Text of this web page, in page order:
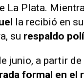
La Plata.
la recibió en
su respaldo
junio, a partir
formal en el